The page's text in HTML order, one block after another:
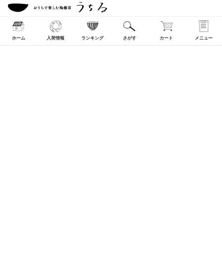
ホーム 入荷情報 ランキング さがす カート メニュー